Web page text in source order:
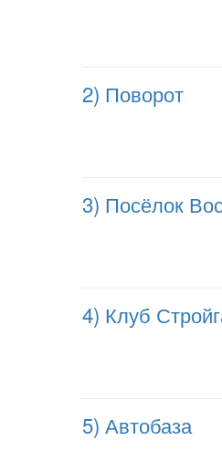
2) Поворот
3) Посёлок
4) Клуб
5) Автобаза